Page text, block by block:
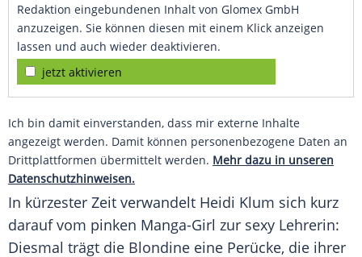
Redaktion eingebundenen Inhalt von Glomex GmbH
anzuzeigen. Sie können diesen mit einem Klick anzeigen
lassen und auch wieder deaktivieren.
jetzt aktivieren
Ich bin damit einverstanden, dass mir externe Inhalte
angezeigt werden. Damit können personenbezogene Daten an
Drittplattformen übermittelt werden. Mehr dazu in unseren
Datenschutzhinweisen.
In kürzester Zeit verwandelt Heidi Klum sich kurz
darauf vom pinken Manga-Girl zur sexy Lehrerin:
Diesmal trägt die Blondine eine Perücke, die ihrer